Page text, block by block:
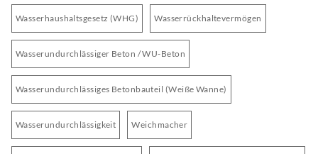
Wasserhaushaltsgesetz (WHG) Wasserrückhaltevermögen
Wasserundurchlässiger Beton / WU-Beton
Wasserundurchlässiges Betonbauteil (Weiße Wanne)
Wasserundurchlässigkeit Weichmacher